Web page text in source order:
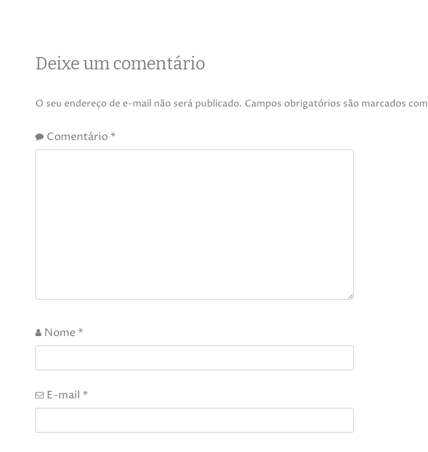
Deixe um comentário
O seu endereço de e-mail não será publicado. Campos obrigatórios são marcados com
Comentário *
Nome *
E-mail *